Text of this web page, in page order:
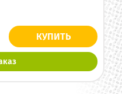
КУПИТЬ